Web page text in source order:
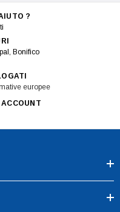
?
Bonifico
europee